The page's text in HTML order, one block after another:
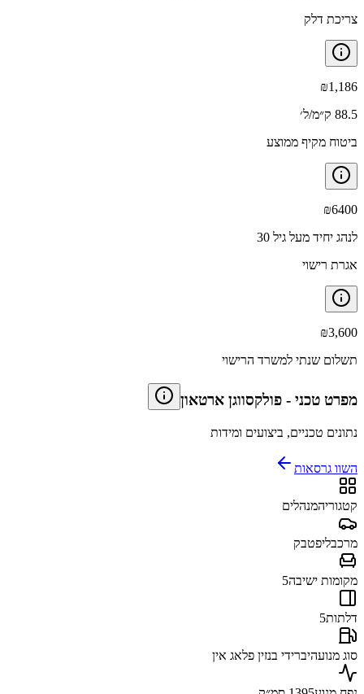
צריכת דלק
₪1,186
88.5 ק״מ/ל׳
ביטוח מקיף ממוצע
₪6400
לנהג יחיד מעל גיל 30
אגרת רישוי
₪3,600
תשלום שנתי למשרד הרישוי
מפרט טכני - פולקסווגן ארטאון
נתונים טכניים, ביצועים ומידות
השוו גרסאות
קטגוריהמנהלים
מרכבליפטבק
מקומות ישיבה5
דלתות5
סוג מנועהיברידי בנזין פלאג אין